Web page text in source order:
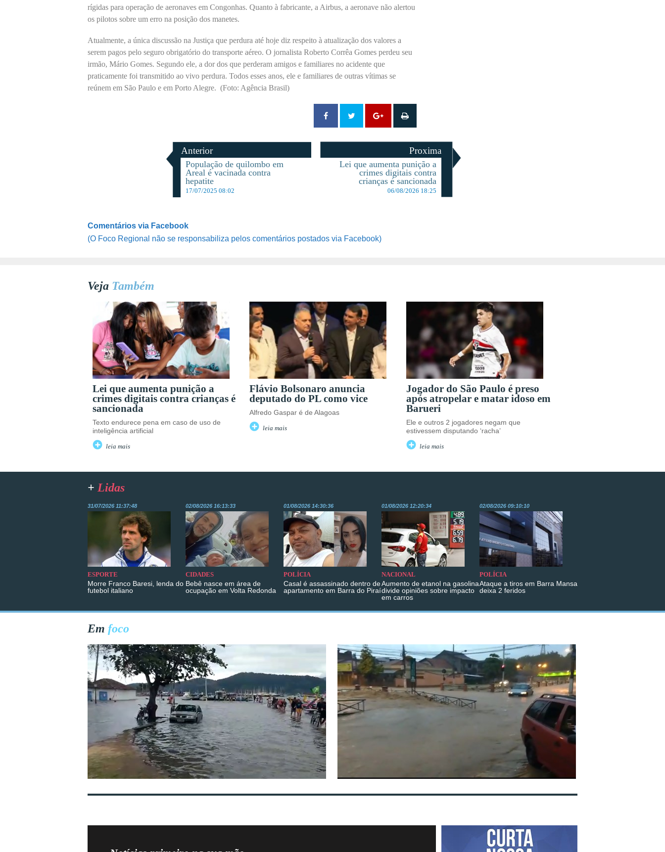
rígidas para operação de aeronaves em Congonhas. Quanto à fabricante, a Airbus, a aeronave não alertou
os pilotos sobre um erro na posição dos manetes.
Atualmente, a única discussão na Justiça que perdura até hoje diz respeito à atualização dos valores a
serem pagos pelo seguro obrigatório do transporte aéreo. O jornalista Roberto Corrêa Gomes perdeu seu
irmão, Mário Gomes. Segundo ele, a dor dos que perderam amigos e familiares no acidente que
praticamente foi transmitido ao vivo perdura. Todos esses anos, ele e familiares de outras vítimas se
reúnem em São Paulo e em Porto Alegre. (Foto: Agência Brasil)
Anterior
População de quilombo em
Areal é vacinada contra
hepatite
17/07/2025 08:02
Proxima
Lei que aumenta punição a
crimes digitais contra
crianças é sancionada
06/08/2026 18:25
Comentários via Facebook
(O Foco Regional não se responsabiliza pelos comentários postados via Facebook)
Veja Também
Lei que aumenta punição a
crimes digitais contra crianças é
sancionada
Texto endurece pena em caso de uso de
inteligência artificial
leia mais
Flávio Bolsonaro anuncia
deputado do PL como vice
Alfredo Gaspar é de Alagoas
leia mais
Jogador do São Paulo é preso
após atropelar e matar idoso em
Barueri
Ele e outros 2 jogadores negam que
estivessem disputando ‘racha’
leia mais
+ Lidas
31/07/2026 11:37:48
ESPORTE
Morre Franco Baresi, lenda do
futebol italiano
02/08/2026 16:13:33
CIDADES
Bebê nasce em área de
ocupação em Volta Redonda
01/08/2026 14:30:36
POLÍCIA
Casal é assassinado dentro de
apartamento em Barra do Piraí
01/08/2026 12:20:34
NACIONAL
Aumento de etanol na gasolina
divide opiniões sobre impacto
em carros
02/08/2026 09:10:10
POLÍCIA
Ataque a tiros em Barra Mansa
deixa 2 feridos
Em foco